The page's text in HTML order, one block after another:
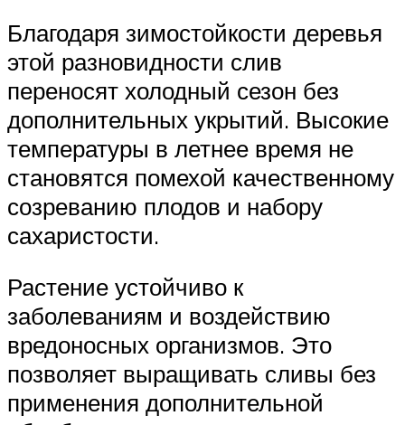
Благодаря зимостойкости деревья
этой разновидности слив
переносят холодный сезон без
дополнительных укрытий. Высокие
температуры в летнее время не
становятся помехой качественному
созреванию плодов и набору
сахаристости.
Растение устойчиво к
заболеваниям и воздействию
вредоносных организмов. Это
позволяет выращивать сливы без
применения дополнительной